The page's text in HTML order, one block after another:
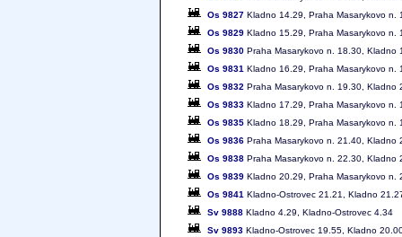
Os 9827 Kladno 14.29, Praha Masarykovo n.
Os 9829 Kladno 15.29, Praha Masarykovo n.
Os 9830 Praha Masarykovo n. 18.30, Kladno
Os 9831 Kladno 16.29, Praha Masarykovo n.
Os 9832 Praha Masarykovo n. 19.30, Kladno
Os 9833 Kladno 17.29, Praha Masarykovo n.
Os 9835 Kladno 18.29, Praha Masarykovo n.
Os 9836 Praha Masarykovo n. 21.40, Kladno
Os 9838 Praha Masarykovo n. 22.30, Kladno
Os 9839 Kladno 20.29, Praha Masarykovo n.
Os 9841 Kladno-Ostrovec 21.21, Kladno
Sv 9888 Kladno 4.29, Kladno-Ostrovec 4.34
Sv 9893 Kladno-Ostrovec 19.55, Kladno